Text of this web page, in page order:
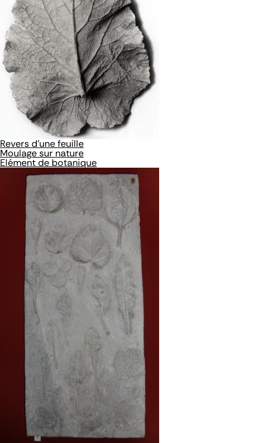
Revers d'une feuille
Moulage sur nature
Elément de botanique